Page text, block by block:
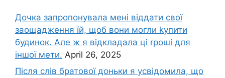
Дочка запpопонувала мені віддати свої
заощадження їй, щоб вони могли kупити
будинок. Але ж я відкладала ці rроші для
іншої мети. April 26, 2025
Після слів братової доньки я усвідомила, що